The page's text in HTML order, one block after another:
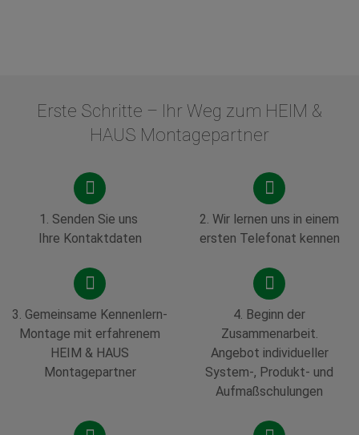
Erste Schritte – Ihr Weg zum HEIM &
HAUS Montagepartner
1. Senden Sie uns
Ihre Kontaktdaten
2. Wir lernen uns in einem
ersten Telefonat kennen
3. Gemeinsame Kennenlern-
Montage mit erfahrenem
HEIM & HAUS
Montagepartner
4. Beginn der
Zusammenarbeit.
Angebot individueller
System-, Produkt- und
Aufmaßschulungen